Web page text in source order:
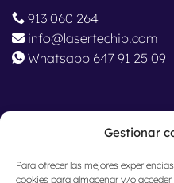
Gestionar
Para ofrecer las mejores
cookies para almacenar y/o
913 060 264
info@lasertechib.com
Whatsapp 647 91 25 09